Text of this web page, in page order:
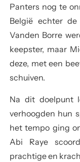
Panters nog te
België echter
Vanden Borre
keepster, maar
deze, met een
schuiven.
Na dit doelpunt
verhoogden hun
het tempo ging
Abi Raye
prachtige en